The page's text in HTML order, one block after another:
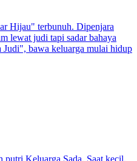
Hijau" terbunuh. Dipenjara
lewat judi tapi sadar bahaya
Judi", bawa keluarga mulai hidup